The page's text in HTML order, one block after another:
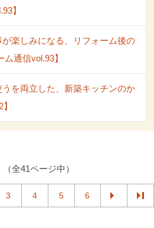
】
楽しみになる、リフォーム後の
通信vol.93】
うを両立した、新築キッチンのか
全41ページ中）
3 4 5 6